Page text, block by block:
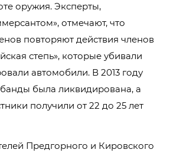
оружия. Эксперты,
отмечают, что
повторяют действия членов
степь», которые убивали
автомобили. В 2013 году
банды была ликвидирована, а
получили от 22 до 25 лет
Предгорного и Кировского